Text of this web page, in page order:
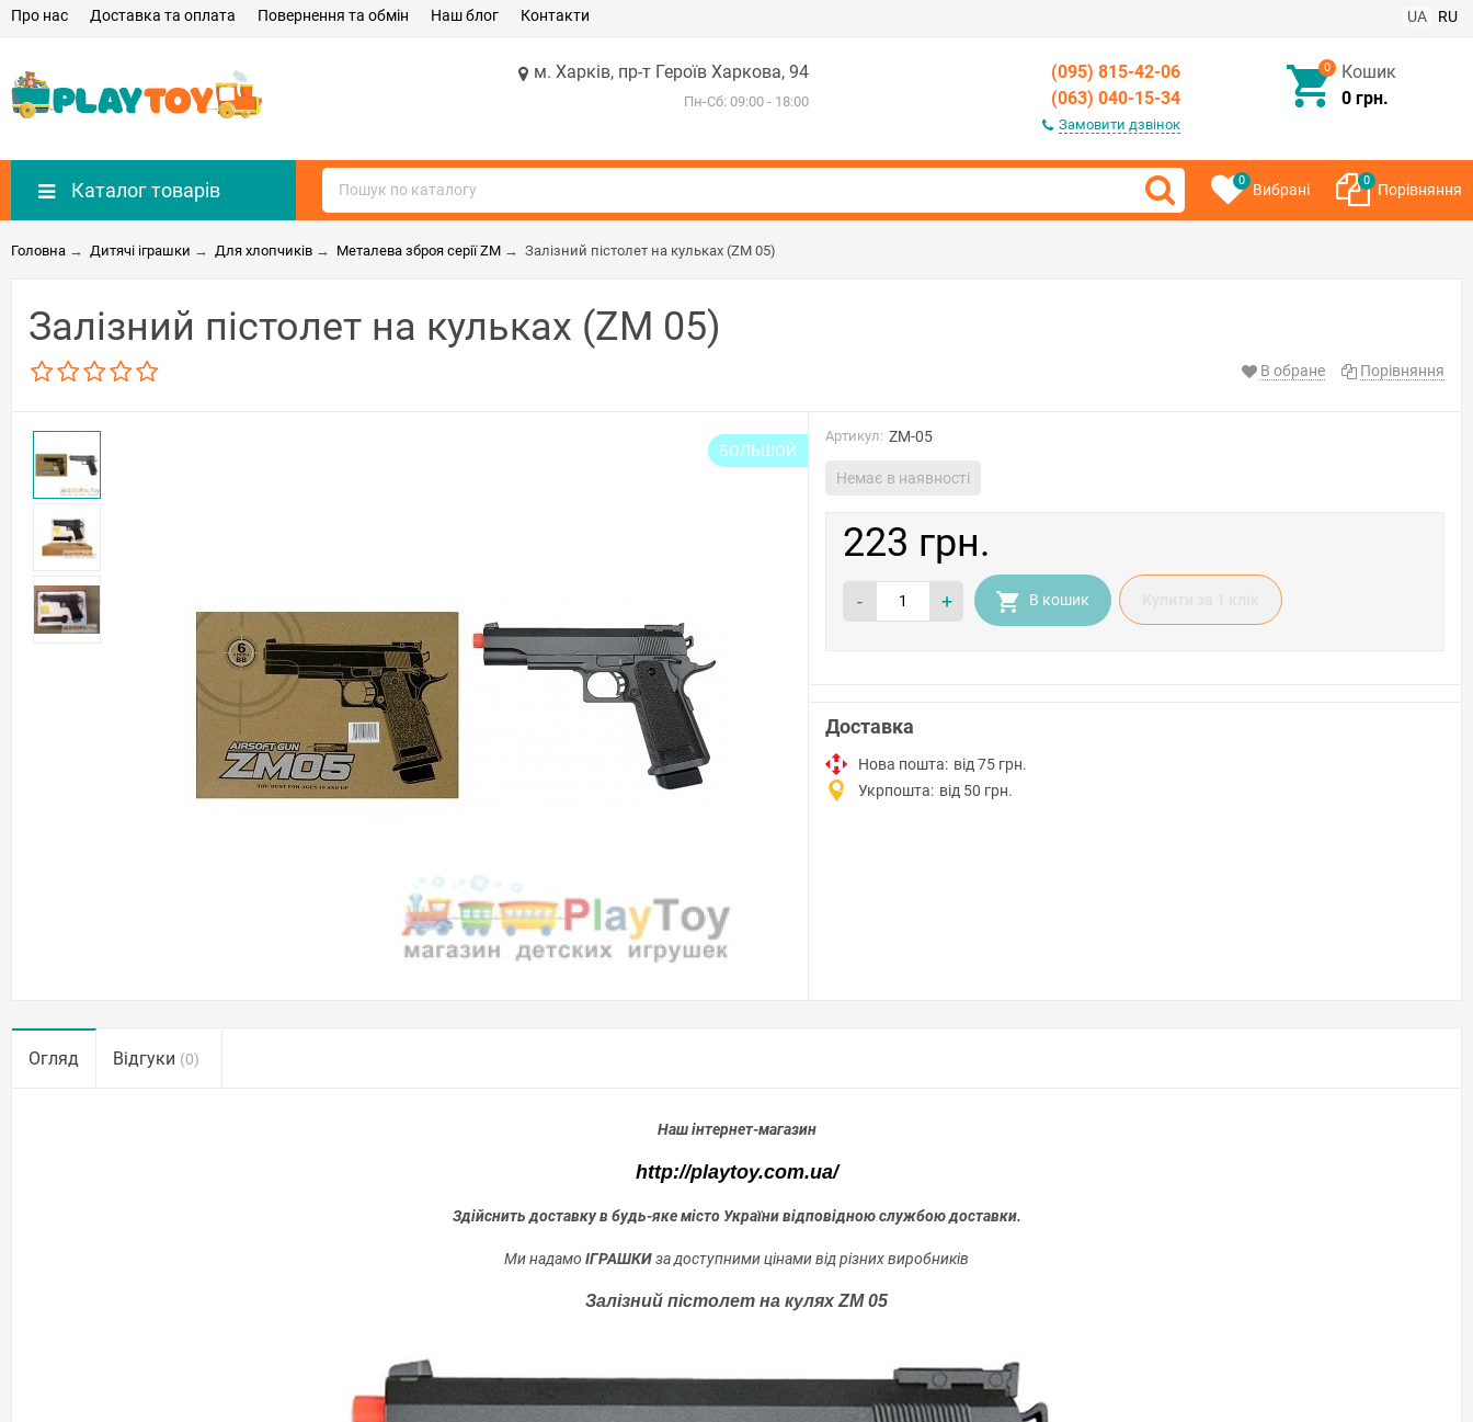
UA RU
Про нас Доставка та оплата Повернення та обмін Наш блог Контакти
м. Харків, пр-т Героїв Харкова, 94
Пн-Сб: 09:00 - 18:00
(095) 815-42-06
(063) 040-15-34
Замовити дзвінок
0
Кошик
0 грн.
Каталог товарів 0 Вибрані 0 Порівняння
Головна → Дитячі іграшки → Для хлопчиків → Металева зброя серії ZM → Залізний пістолет на кульках (ZM 05)
Залізний пістолет на кульках (ZM 05)
В обране Порівняння
БОЛЬШОЙ
Артикул: ZM-05
Немає в наявності
223 грн.
- + В кошик
Доставка
Нова пошта: від 75 грн.
Укрпошта: від 50 грн.
Огляд Відгуки (0)
Наш інтернет-магазин
http://playtoy.com.ua/
Здійснить доставку в будь-яке місто України відповідною службою доставки.
Ми надамо ІГРАШКИза доступними цінами від різних виробників
Залізний пістолет на кулях ZM 05